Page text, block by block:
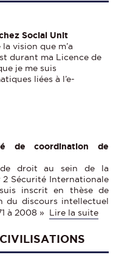
Social Unit
vision que m’a
durant ma Licence de
je me suis
liées à l’e-
de coordination de
droit au sein de la
2 Sécurité Internationale
inscrit en thèse de
du discours intellectuel
à 2008 » Lire la suite